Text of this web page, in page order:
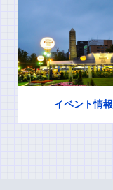
イベント情報